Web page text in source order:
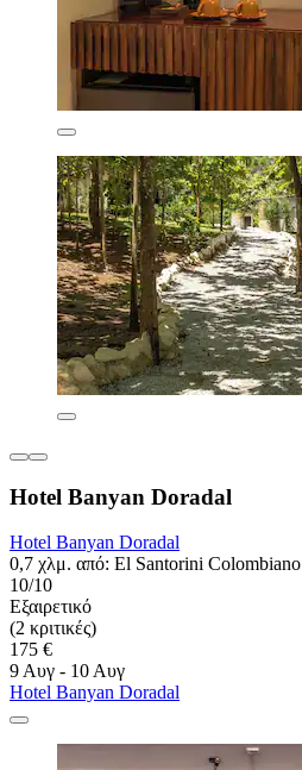
Hotel Banyan Doradal
Hotel Banyan Doradal
0,7 χλμ. από: El Santorini Colombiano
10/10
Εξαιρετικό
(2 κριτικές)
175 €
9 Αυγ - 10 Αυγ
Hotel Banyan Doradal